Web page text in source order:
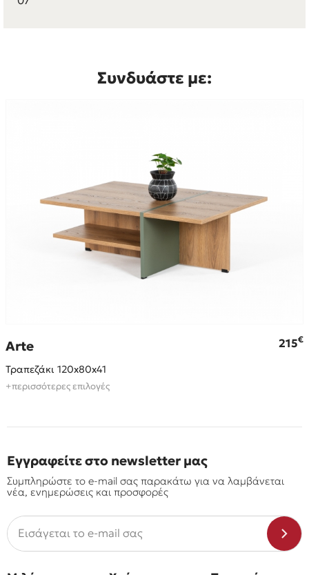
Συνδυάστε με:
Arte 215€
Τραπεζάκι 120x80x41
+περισσότερες επιλογές
Εγγραφείτε στο newsletter μας
Συμπληρώστε το e-mail σας παρακάτω για να λαμβάνεται
νέα, ενημερώσεις και προσφορές